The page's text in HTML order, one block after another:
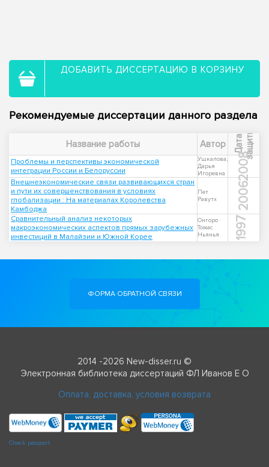
ДОБАВИТЬ ДИССЕРТАЦИЮ В КОРЗИНУ
Рекомендуемые диссертации данного раздела
Название работы Автор Д
а
т
а
з
а
щ
и
ты
Проблемы и перспективы экономической
интеграции России и Белоруссии
Ушкалова,
Дарья
Игоревна
2008
Внешнеэкономические связи развивающихся стран
и пути их совершенствования в условиях
глобализации : На материалах Королевства
Камбоджа
Пет
Равутх
2006
Сравнительный анализ некоторых
макроэкономических аспектов прямых зарубежных
инвестиций в Малайзии и Южной Корее
Онгоро
Томас
Ньянья
1997
ФОРМА ОБРАТНОЙ СВЯЗИ
2014 -2026 New-disser.ru ©
Электронная библиотека диссертаций ФЛ Иванов Е О
Оплата, доставка, условия возврата
Check passport